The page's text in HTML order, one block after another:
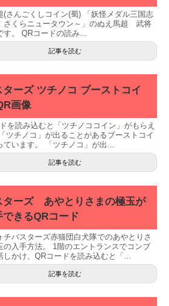
(さんごくしコイン(蜀) 「妖怪メダル三国志
さくらニュータウン～」のぬえ馬超 武将
す。 QRコードの読み...
記事を読む
ターズ ツチノコ ブーストコイ
画像
を読み込むと「ツチノココイン」がもらえ
ツチノコ」が出ることがあるブーストコイ
ています。 「ツチノコ」が出...
記事を読む
ターズ あやとりさまの極玉が
できるQRコード
チバスターズ赤猫団白犬隊でのあやとりさ
の入手方法。 1階のエントランスでコンブ
しかけ、QRコードを読み込むと「...
記事を読む